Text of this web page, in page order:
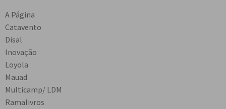
A Página
Catavento
Disal
Inovação
Loyola
Mauad
Multicamp/ LDM
Ramalivros